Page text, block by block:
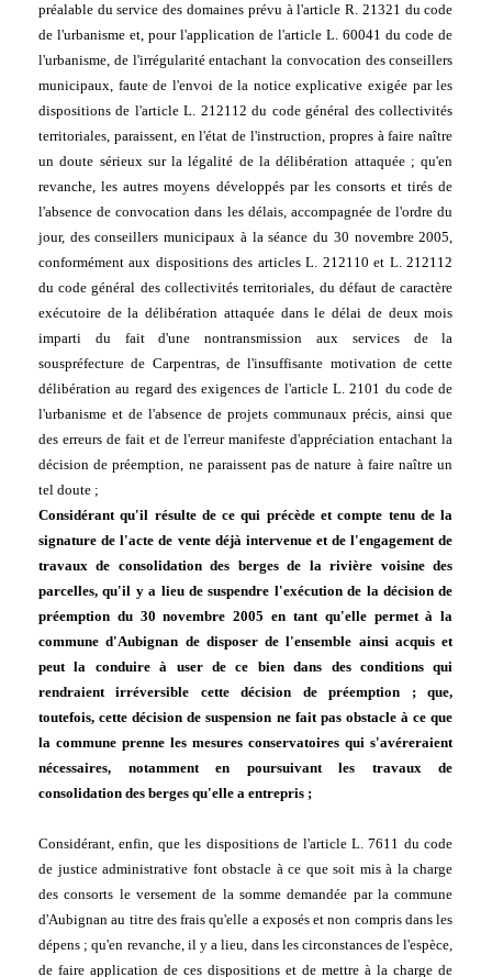
préalable du service des domaines prévu à l'article R. 21321 du code
de l'urbanisme et, pour l'application de l'article L. 60041 du code de
l'urbanisme, de l'irrégularité entachant la convocation des conseillers
municipaux, faute de l'envoi de la notice explicative exigée par les
dispositions de l'article L. 212112 du code général des collectivités
territoriales, paraissent, en l'état de l'instruction, propres à faire naître
un doute sérieux sur la légalité de la délibération attaquée ; qu'en
revanche, les autres moyens développés par les consorts et tirés de
l'absence de convocation dans les délais, accompagnée de l'ordre du
jour, des conseillers municipaux à la séance du 30 novembre 2005,
conformément aux dispositions des articles L. 212110 et L. 212112
du code général des collectivités territoriales, du défaut de caractère
exécutoire de la délibération attaquée dans le délai de deux mois
imparti du fait d'une nontransmission aux services de la
souspréfecture de Carpentras, de l'insuffisante motivation de cette
délibération au regard des exigences de l'article L. 2101 du code de
l'urbanisme et de l'absence de projets communaux précis, ainsi que
des erreurs de fait et de l'erreur manifeste d'appréciation entachant la
décision de préemption, ne paraissent pas de nature à faire naître un
tel doute ;
Considérant qu'il résulte de ce qui précède et compte tenu de la
signature de l'acte de vente déjà intervenue et de l'engagement de
travaux de consolidation des berges de la rivière voisine des
parcelles, qu'il y a lieu de suspendre l'exécution de la décision de
préemption du 30 novembre 2005 en tant qu'elle permet à la
commune d'Aubignan de disposer de l'ensemble ainsi acquis et
peut la conduire à user de ce bien dans des conditions qui
rendraient irréversible cette décision de préemption ; que,
toutefois, cette décision de suspension ne fait pas obstacle à ce que
la commune prenne les mesures conservatoires qui s'avéreraient
nécessaires, notamment en poursuivant les travaux de
consolidation des berges qu'elle a entrepris ;
Considérant, enfin, que les dispositions de l'article L. 7611 du code
de justice administrative font obstacle à ce que soit mis à la charge
des consorts le versement de la somme demandée par la commune
d'Aubignan au titre des frais qu'elle a exposés et non compris dans les
dépens ; qu'en revanche, il y a lieu, dans les circonstances de l'espèce,
de faire application de ces dispositions et de mettre à la charge de